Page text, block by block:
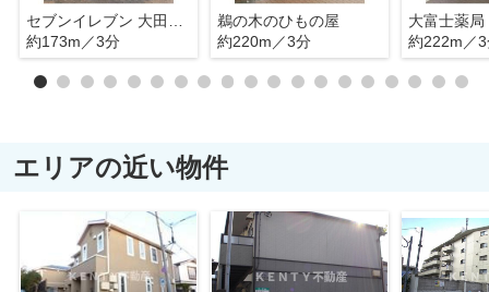
約173m／3分
鵜の木のひもの屋
約220m／3分
大富士薬局
約222m／
エリアの近い物件